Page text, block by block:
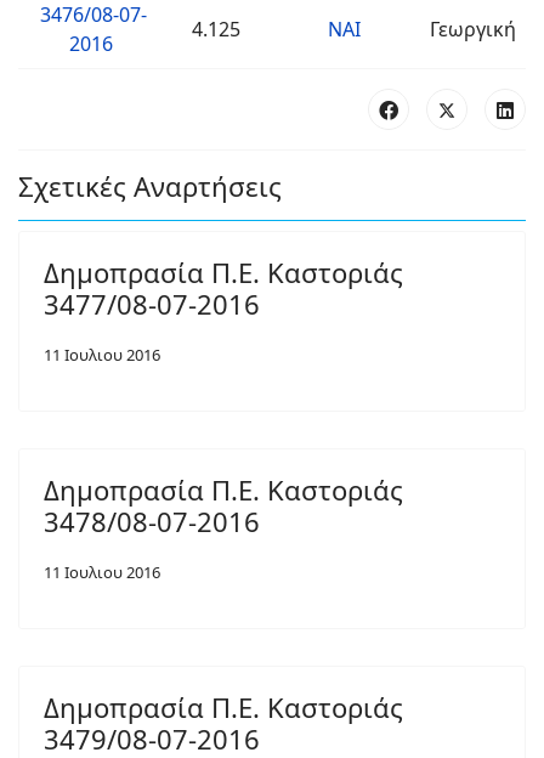
3476/08-07-
2016
4.125 ΝΑΙ Γεωργική
Σχετικές Αναρτήσεις
Δημοπρασία Π.Ε. Καστοριάς
3477/08-07-2016
11 Ιουλιου 2016
Δημοπρασία Π.Ε. Καστοριάς
3478/08-07-2016
11 Ιουλιου 2016
Δημοπρασία Π.Ε. Καστοριάς
3479/08-07-2016